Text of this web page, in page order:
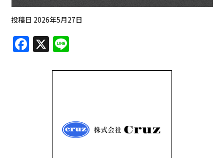
投稿日 2026年5月27日
F
a
X
e